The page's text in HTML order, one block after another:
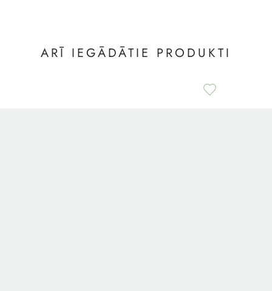
ARĪ IEGĀDĀTIE PRODUKTI